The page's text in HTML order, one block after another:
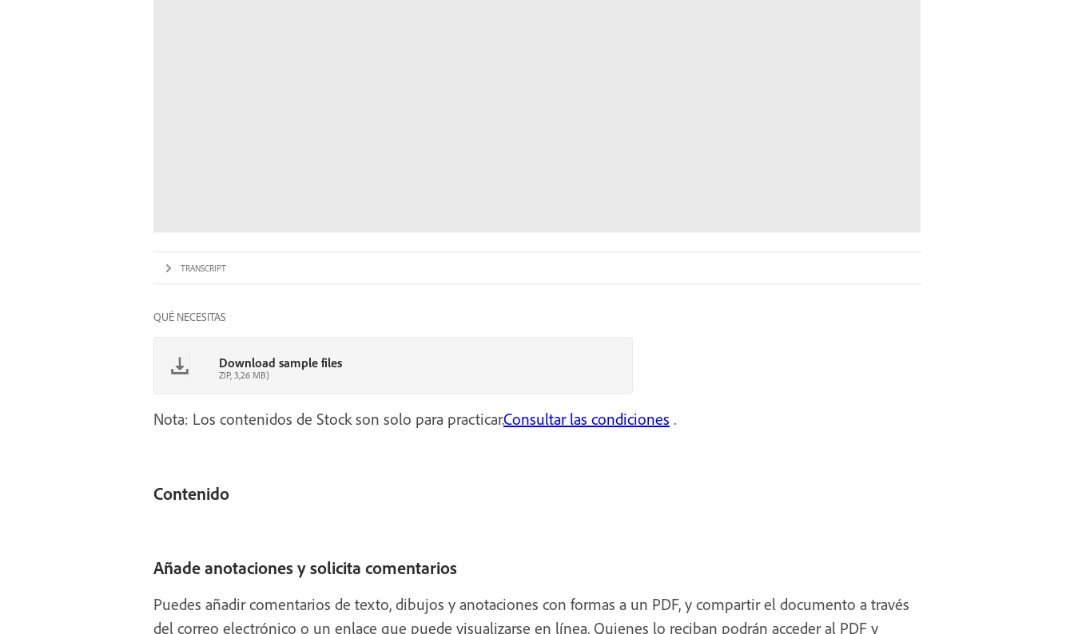
TRANSCRIPT
QUÉ NECESITAS
Download sample files
ZIP, 3,26 MB)
Nota: Los contenidos de Stock son solo para practicar.Consultar las condiciones .
Contenido
Añade anotaciones y solicita comentarios
Puedes añadir comentarios de texto, dibujos y anotaciones con formas a un PDF, y compartir el documento a través
del correo electrónico o un enlace que puede visualizarse en línea. Quienes lo reciban podrán acceder al PDF y